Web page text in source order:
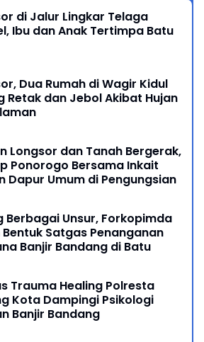
di Jalur Lingkar Telaga
Ibu dan Anak Tertimpa Batu
Dua Rumah di Wagir Kidul
Retak dan Jebol Akibat Hujan
Longsor dan Tanah Bergerak,
Ponorogo Bersama Inkait
Dapur Umum di Pengungsian
Berbagai Unsur, Forkopimda
Satgas Penanganan
Banjir Bandang di Batu
Trauma Healing Polresta
Kota Dampingi Psikologi
Banjir Bandang